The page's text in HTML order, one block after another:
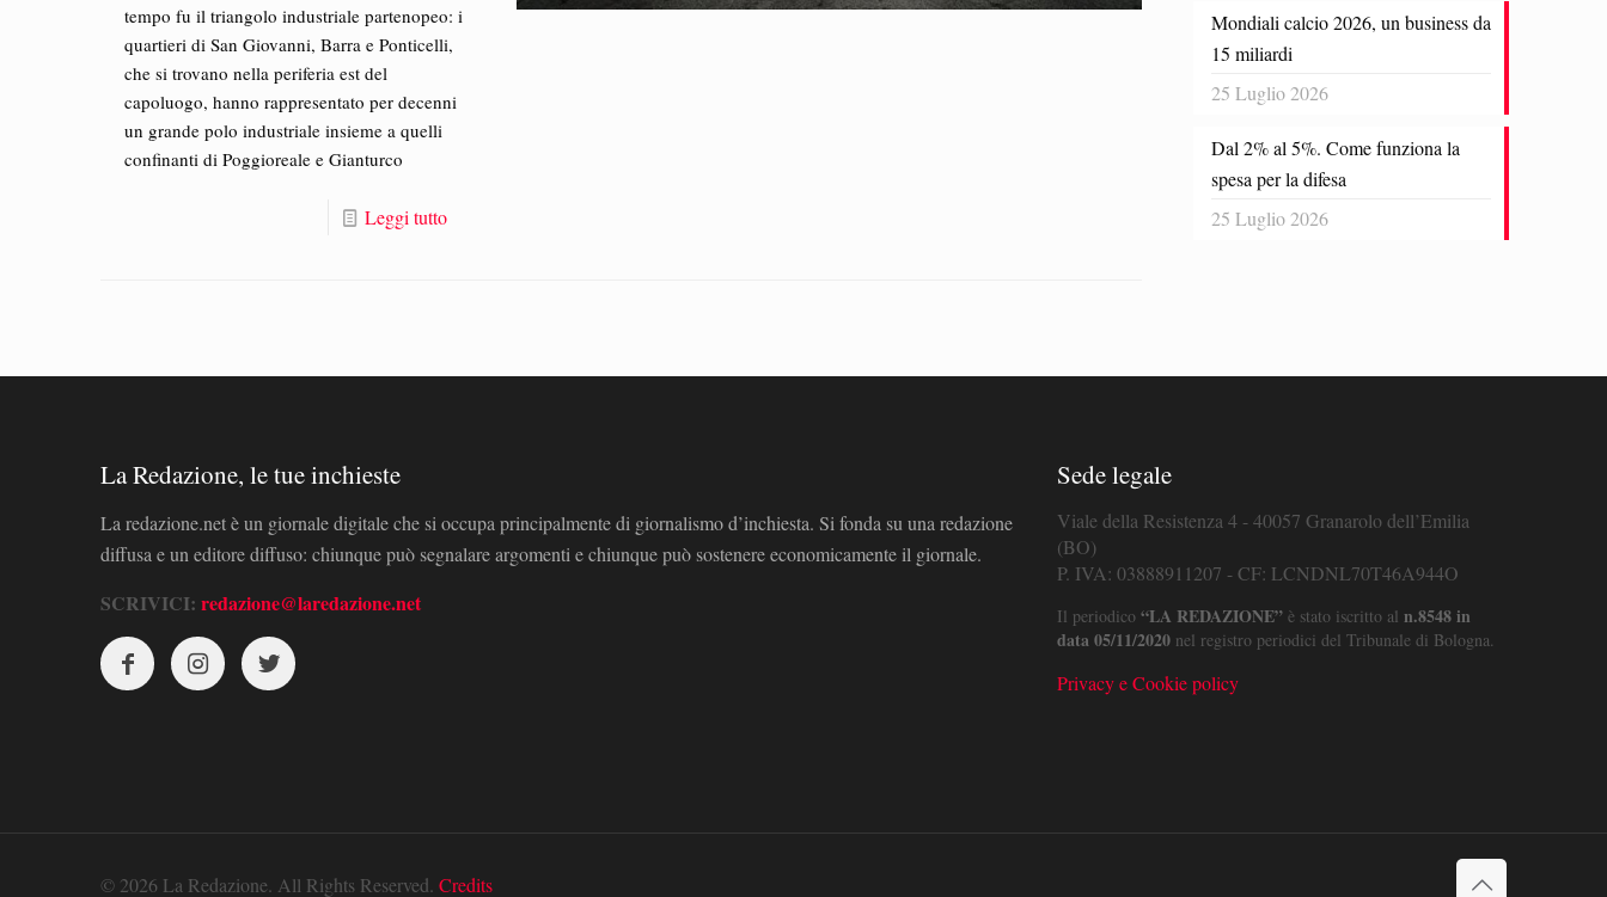
tempo fu il triangolo industriale partenopeo: i
quartieri di San Giovanni, Barra e Ponticelli,
che si trovano nella periferia est del
capoluogo, hanno rappresentato per decenni
un grande polo industriale insieme a quelli
confinanti di Poggioreale e Gianturco
Leggi tutto
Mondiali calcio 2026, un business da
15 miliardi
25 Luglio 2026
Dal 2% al 5%. Come funziona la
spesa per la difesa
25 Luglio 2026
La Redazione, le tue inchieste
La redazione.net è un giornale digitale che si occupa principalmente di giornalismo d’inchiesta. Si fonda su una redazione
diffusa e un editore diffuso: chiunque può segnalare argomenti e chiunque può sostenere economicamente il giornale.
SCRIVICI: redazione@laredazione.net
Sede legale
Viale della Resistenza 4 - 40057 Granarolo dell’Emilia
(BO)
P. IVA: 03888911207 - CF: LCNDNL70T46A944O
Il periodico “LA REDAZIONE”è stato iscritto al n.8548 in
data 05/11/2020nel registro periodici del Tribunale di Bologna.
Privacy e Cookie policy
© 2026 La Redazione. All Rights Reserved. Credits